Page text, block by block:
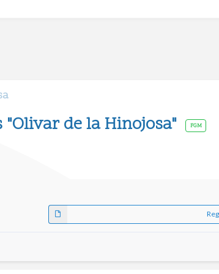
"Olivar de la Hinojosa" FGM